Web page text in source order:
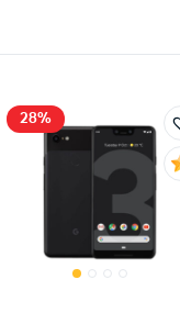
28%